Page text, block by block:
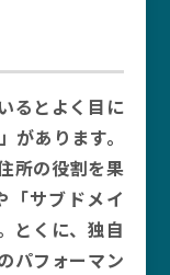
るとよく目に
があります。
所の役割を果
「サブドメイ
とくに、独自
パフォーマン